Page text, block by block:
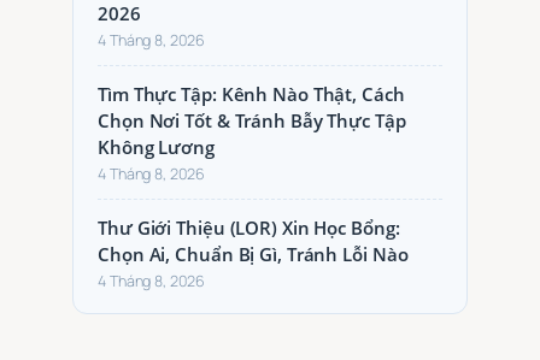
2026
4 Tháng 8, 2026
Tìm Thực Tập: Kênh Nào Thật, Cách
Chọn Nơi Tốt & Tránh Bẫy Thực Tập
Không Lương
4 Tháng 8, 2026
Thư Giới Thiệu (LOR) Xin Học Bổng:
Chọn Ai, Chuẩn Bị Gì, Tránh Lỗi Nào
4 Tháng 8, 2026